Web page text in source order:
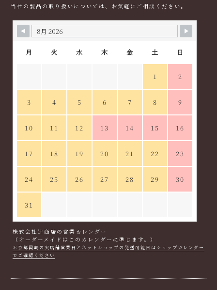
当社の製品の取り扱いについては、お気軽にご相談ください。
月 火 水 木 金 土 日
1 2
3 4 5 6 7 8 9
10 11 12 13 14 15 16
17 18 19 20 21 22 23
24 25 26 27 28 29 30
31
株式会社辻商店の営業カレンダー
（オーダーメイドはこのカレンダーに準じます。）
＊京都岡崎の実店舗営業日とネットショップの発送可能日はショップカレンダー
でご確認ください